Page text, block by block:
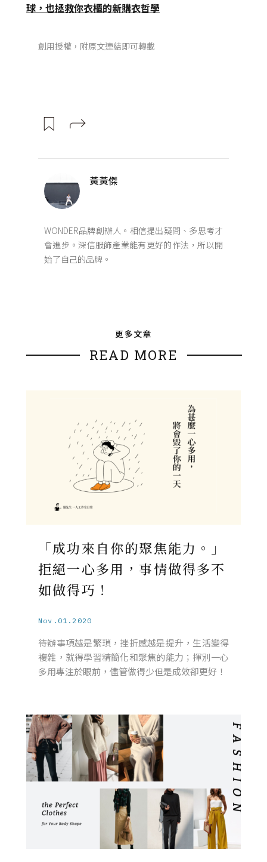
球，也拯救你衣櫃的新購衣哲學
創用授權，附原文連結即可轉載
黃黃傑
WONDER品牌創辦人。相信提出疑問、多思考才
會進步。深信服飾產業能有更好的作法，所以開
始了自己的品牌。
更多文章
READ MORE
「成功來自你的聚焦能力。」
拒絕一心多用，事情做得多不
如做得巧！
Nov.01.2020
待辦事項越是繁瑣，挫折感越是提升，生活變得
複雜，就得學習精簡化和聚焦的能力；揮別一心
多用專注於眼前，儘管做得少但是成效卻更好！